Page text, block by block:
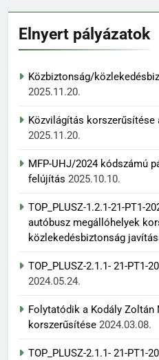
Elnyert pályázatok
Közbiztonság/
2025.11.20.
Közvilágítás korszerűsítése
2025.11.20.
MFP-UHJ/2024 kódszámú
felújítás 2025.10.10.
TOP_PLUSZ-1.2.1-21-PT1-
autóbusz megállóhelyek
közlekedésbiztonság
TOP_PLUSZ-2.1.1- 21-PT1-
2024.05.24.
Folytatódik a Kodály Zoltán
korszerűsítése 2024.03.08.
TOP_PLUSZ-2.1.1- 21-PT1-